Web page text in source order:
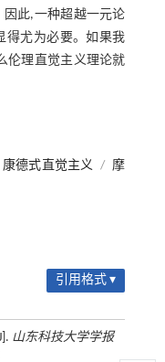
此,一种超越一元论
得尤为必要。如果我
伦理直觉主义理论就
康德式直觉主义 / 摩
引用格式 ▾
山东科技大学学报